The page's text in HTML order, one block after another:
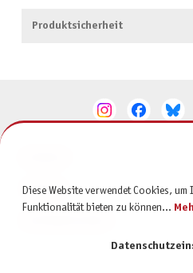
Produktsicherheit
SERVICE
Diese Website verwendet Cookies,
Funktionalität bieten zu können...